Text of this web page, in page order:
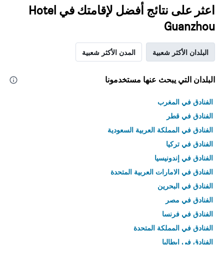
اعثر على نتائج أفضل لإقامتك في Hotel
Guanzhou
البلدان الأكثر شعبية المدن الأكثر شعبية
البلدان التي يبحث عنها مستخدمونا
الفنادق في المغرب
الفنادق في قطر
الفنادق في المملكة العربية السعودية
الفنادق في تركيا
الفنادق في إندونيسيا
الفنادق في الامارات العربية المتحدة
الفنادق في البحرين
الفنادق في مصر
الفنادق في فرنسا
الفنادق في المملكة المتحدة
الفنادق في إيطاليا